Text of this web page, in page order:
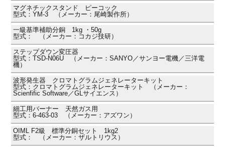
マグネチックスタンド ピーコック
型式：YM-3 （メーカー：尾崎製作所）
一級基準補助分銅 1kg ・50g
型式： （メーカー：コカジ技研）
ステップダウン変圧器
型式：TSD-N06U （メーカー：SANYO／サンヨー電機／三洋電
機）
波形発生器 クロマトグラムジェネレーターキット
型式：クロマトグラムジェネレーターキット （メーカー：
Scienfific Software／GLサイエンス）
細工用バーナー 天然ガス用
型式：6-463-03 （メーカー：アズワン）
OIML F2級 標準分銅セット 1kg2
型式： （メーカー：ザルトリウス）